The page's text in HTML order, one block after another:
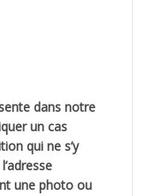
dans notre
un cas
qui ne s’y
une photo ou